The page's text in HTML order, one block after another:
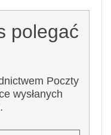
polegać
Poczty
wysłanych